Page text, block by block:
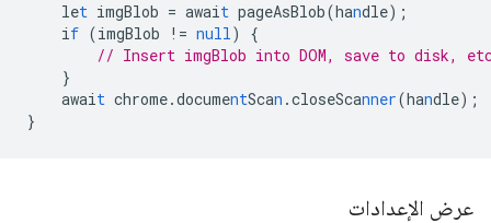
let imgBlob = await pageAsBlob(handle);
if (imgBlob != null)
{
// Insert imgBlob into DOM, save to disk,
}
await chrome.documentScan .closeScanner(handle);
}
عرض الإعدادات